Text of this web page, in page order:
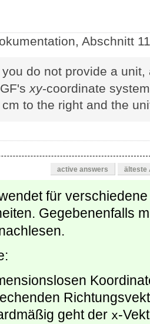
Abschnitt
you do not provide a
xy-coordinate
cm to the right and the
active answers älteste
für
Gegebenenfalls
geht der x-